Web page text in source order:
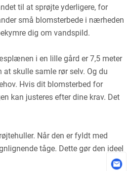
til at sprøjte yderligere, for
små blomsterbede i nærheden
dig om vandspild.
i en lille gård er 7,5 meter
skulle samle rør selv. Og du
Hvis dit blomsterbed for
kan justeres efter dine krav. Det
Når den er fyldt med
tåge. Dette gør den ideel